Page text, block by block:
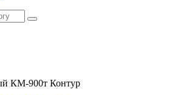
КМ-900т Контур